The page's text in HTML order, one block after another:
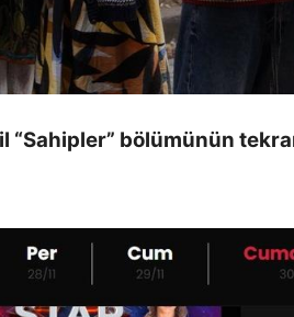
“Sahipler” bölümünün